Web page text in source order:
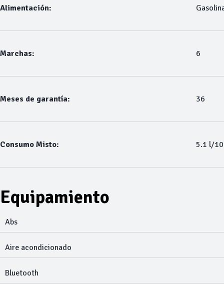
Alimentación:
Marchas: 6
Meses de garantía: 36
Consumo Misto: 5.1 l/
Equipamiento
Abs
Aire acondicionado
Bluetooth